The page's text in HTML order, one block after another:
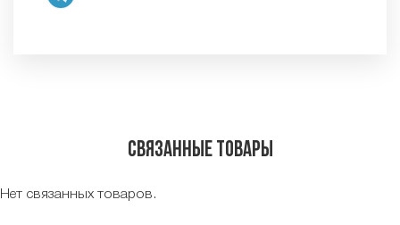
Связанные товары
Нет связанных товаров.